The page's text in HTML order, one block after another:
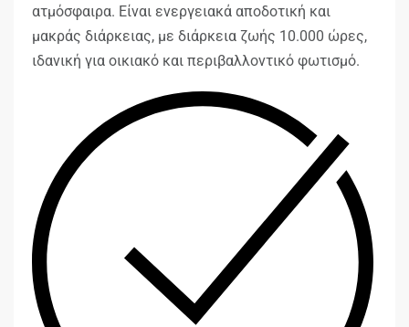
ατμόσφαιρα. Είναι ενεργειακά αποδοτική και
μακράς διάρκειας, με διάρκεια ζωής 10.000 ώρες,
ιδανική για οικιακό και περιβαλλοντικό φωτισμό.